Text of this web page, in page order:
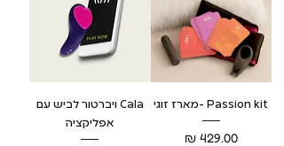
Passion kit -מארז זוגי
מחיר‏429.00 ‏₪
Cala ויברטור לביש עם
אפליקציה